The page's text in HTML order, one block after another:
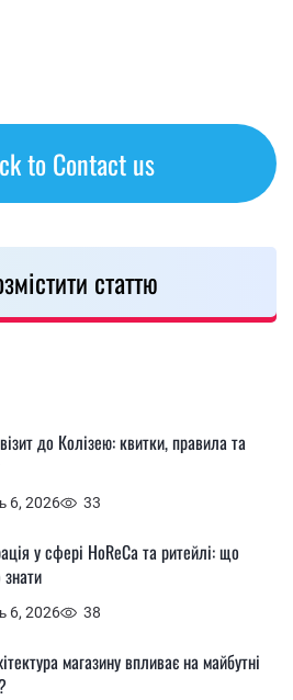
to Contact us
статтю
6, 2026 33
до Колізею: квитки, правила та
6, 2026 38
у сфері HoReCa та ритейлі: що
знати
магазину впливає на майбутні